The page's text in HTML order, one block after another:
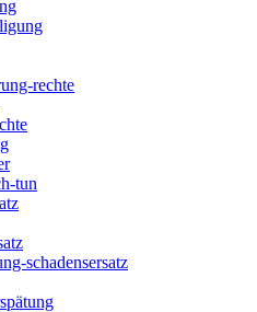
rechte
tun
schadensersatz